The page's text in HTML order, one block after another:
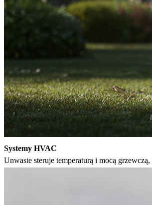
Systemy HVAC
Unwaste steruje temperaturą i mocą